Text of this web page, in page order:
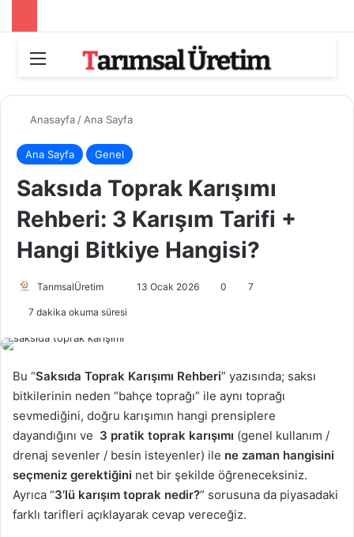
Menü
Anasayfa / Ana Sayfa
Ana Sayfa Genel
Saksıda Toprak Karışımı
Rehberi: 3 Karışım Tarifi +
Hangi Bitkiye Hangisi?
TarımsalÜretim
göndermek
13 Ocak 2026 0 7
7 dakika okuma süresi
Bu “Saksıda Toprak Karışımı Rehberi” yazısında; saksı
bitkilerinin neden “bahçe toprağı” ile aynı toprağı
sevmediğini, doğru karışımın hangi prensiplere
dayandığını ve 3 pratik toprak karışımı (genel kullanım /
drenaj sevenler / besin isteyenler) ile ne zaman hangisini
seçmeniz gerektiğini net bir şekilde öğreneceksiniz.
Ayrıca “3’lü karışım toprak nedir?” sorusuna da piyasadaki
farklı tarifleri açıklayarak cevap vereceğiz.